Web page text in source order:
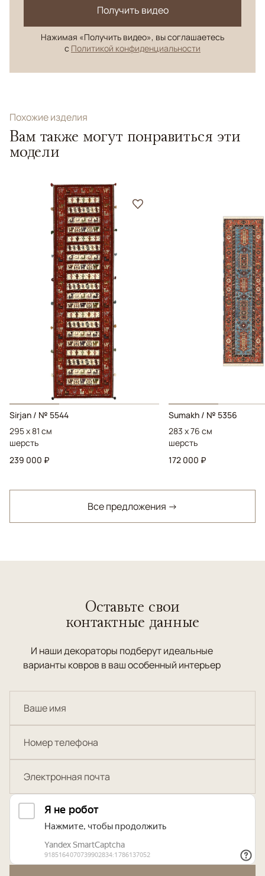
Получить видео
Нажимая «Получить видео», вы соглашаетесь
с Политикой конфиденциальности
Похожие изделия
Вам также могут понравиться эти
модели
Sirjan / № 5544
295 x 81 см
шерсть
239 000 ₽
Sumakh / № 5356
283 x 76 см
шерсть
172 000 ₽
Все предложения →
Оставьте свои
контактные данные
И наши декораторы подберут идеальные
варианты ковров в ваш особенный интерьер